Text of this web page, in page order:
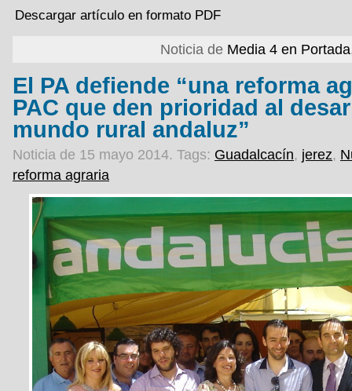
Descargar artículo en formato PDF
Noticia de Media 4 en Portada
El PA defiende “una reforma
PAC que den prioridad al
mundo rural andaluz”
Noticia de 15 mayo 2014. Tags: Guadalcacín, jerez,
reforma agraria